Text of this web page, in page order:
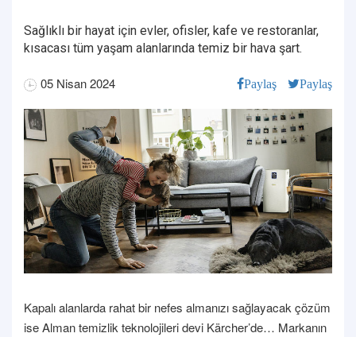
Sağlıklı bir hayat için evler, ofisler, kafe ve restoranlar,
kısacası tüm yaşam alanlarında temiz bir hava şart.
05 Nisan 2024 Paylaş Paylaş
Kapalı alanlarda rahat bir nefes almanızı sağlayacak çözüm
ise Alman temizlik teknolojileri devi Kärcher’de… Markanın